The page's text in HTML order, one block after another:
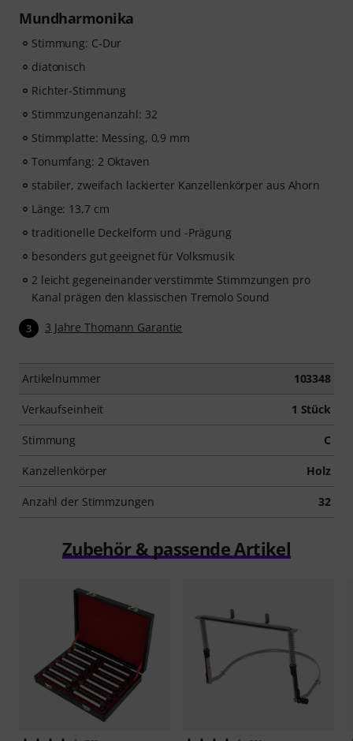
Mundharmonika
Stimmung: C-Dur
diatonisch
Richter-Stimmung
Stimmzungenanzahl: 32
Stimmplatte: Messing, 0,9 mm
Tonumfang: 2 Oktaven
stabiler, zweifach lackierter Kanzellenkörper aus Ahorn
Länge: 13,7 cm
traditionelle Deckelform und -Prägung
besonders gut geeignet für Volksmusik
2 leicht gegeneinander verstimmte Stimmzungen pro
Kanal prägen den klassischen Tremolo Sound
3 3 Jahre Thomann Garantie
Artikelnummer 103348
Verkaufseinheit 1 Stück
Stimmung C
Kanzellenkörper Holz
Anzahl der Stimmzungen 32
Zubehör & passende Artikel